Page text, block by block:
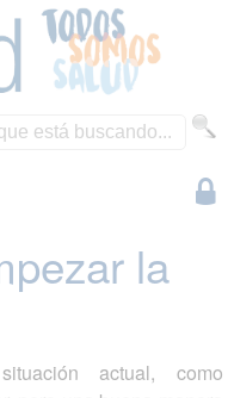
la
actual, como